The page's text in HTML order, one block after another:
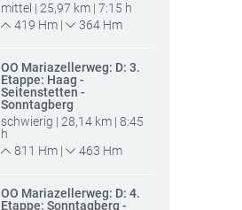
mittel | 25,97 km | 7:15 h
419 Hm |
364 Hm
OÖ Mariazellerweg: D: 3.
Etappe: Haag -
Seitenstetten -
Sonntagberg
schwierig | 28,14 km | 8:45
h
811 Hm |
463 Hm
OÖ Mariazellerweg: D: 4.
Etappe: Sonntagberg -